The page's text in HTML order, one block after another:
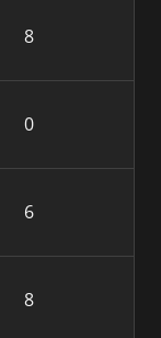
8
0
6
8